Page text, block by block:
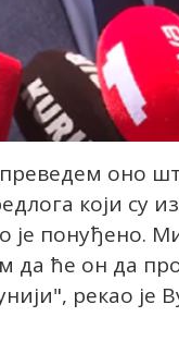
оно
који су
је понуђено.
да ће он да
рекао